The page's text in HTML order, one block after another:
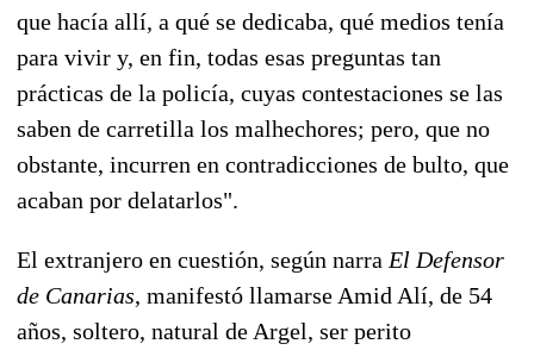
que hacía allí, a qué se dedicaba, qué medios tenía
para vivir y, en fin, todas esas preguntas tan
prácticas de la policía, cuyas contestaciones se las
saben de carretilla los malhechores; pero, que no
obstante, incurren en contradicciones de bulto, que
acaban por delatarlos".
El extranjero en cuestión, según narra El Defensor
de Canarias, manifestó llamarse Amid Alí, de 54
años, soltero, natural de Argel, ser perito